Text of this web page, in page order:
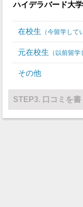
ハイデラバード大学
在校生 今留学して
元在校生 以前留学
その他
STEP3. 口コミを書